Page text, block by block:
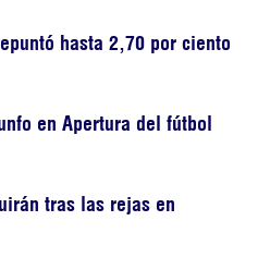
hasta 2,70 por ciento
en Apertura del fútbol
tras las rejas en